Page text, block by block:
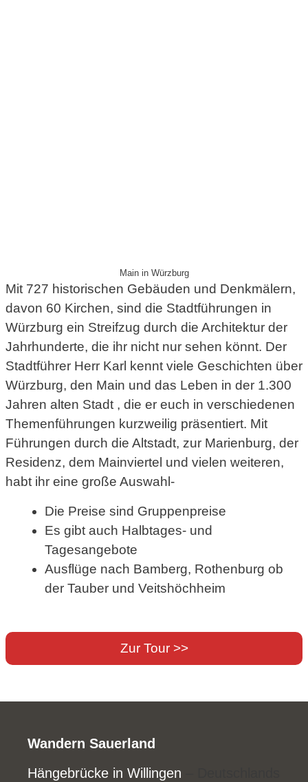
Main in Würzburg
Mit 727 historischen Gebäuden und Denkmälern,
davon 60 Kirchen, sind die Stadtführungen in
Würzburg ein Streifzug durch die Architektur der
Jahrhunderte, die ihr nicht nur sehen könnt. Der
Stadtführer Herr Karl kennt viele Geschichten über
Würzburg, den Main und das Leben in der 1.300
Jahren alten Stadt , die er euch in verschiedenen
Themenführungen kurzweilig präsentiert. Mit
Führungen durch die Altstadt, zur Marienburg, der
Residenz, dem Mainviertel und vielen weiteren,
habt ihr eine große Auswahl-
Die Preise sind Gruppenpreise
Es gibt auch Halbtages- und
Tagesangebote
Ausflüge nach Bamberg, Rothenburg ob
der Tauber und Veitshöchheim
Zur Tour >>
Wandern Sauerland
Hängebrücke in Willingen